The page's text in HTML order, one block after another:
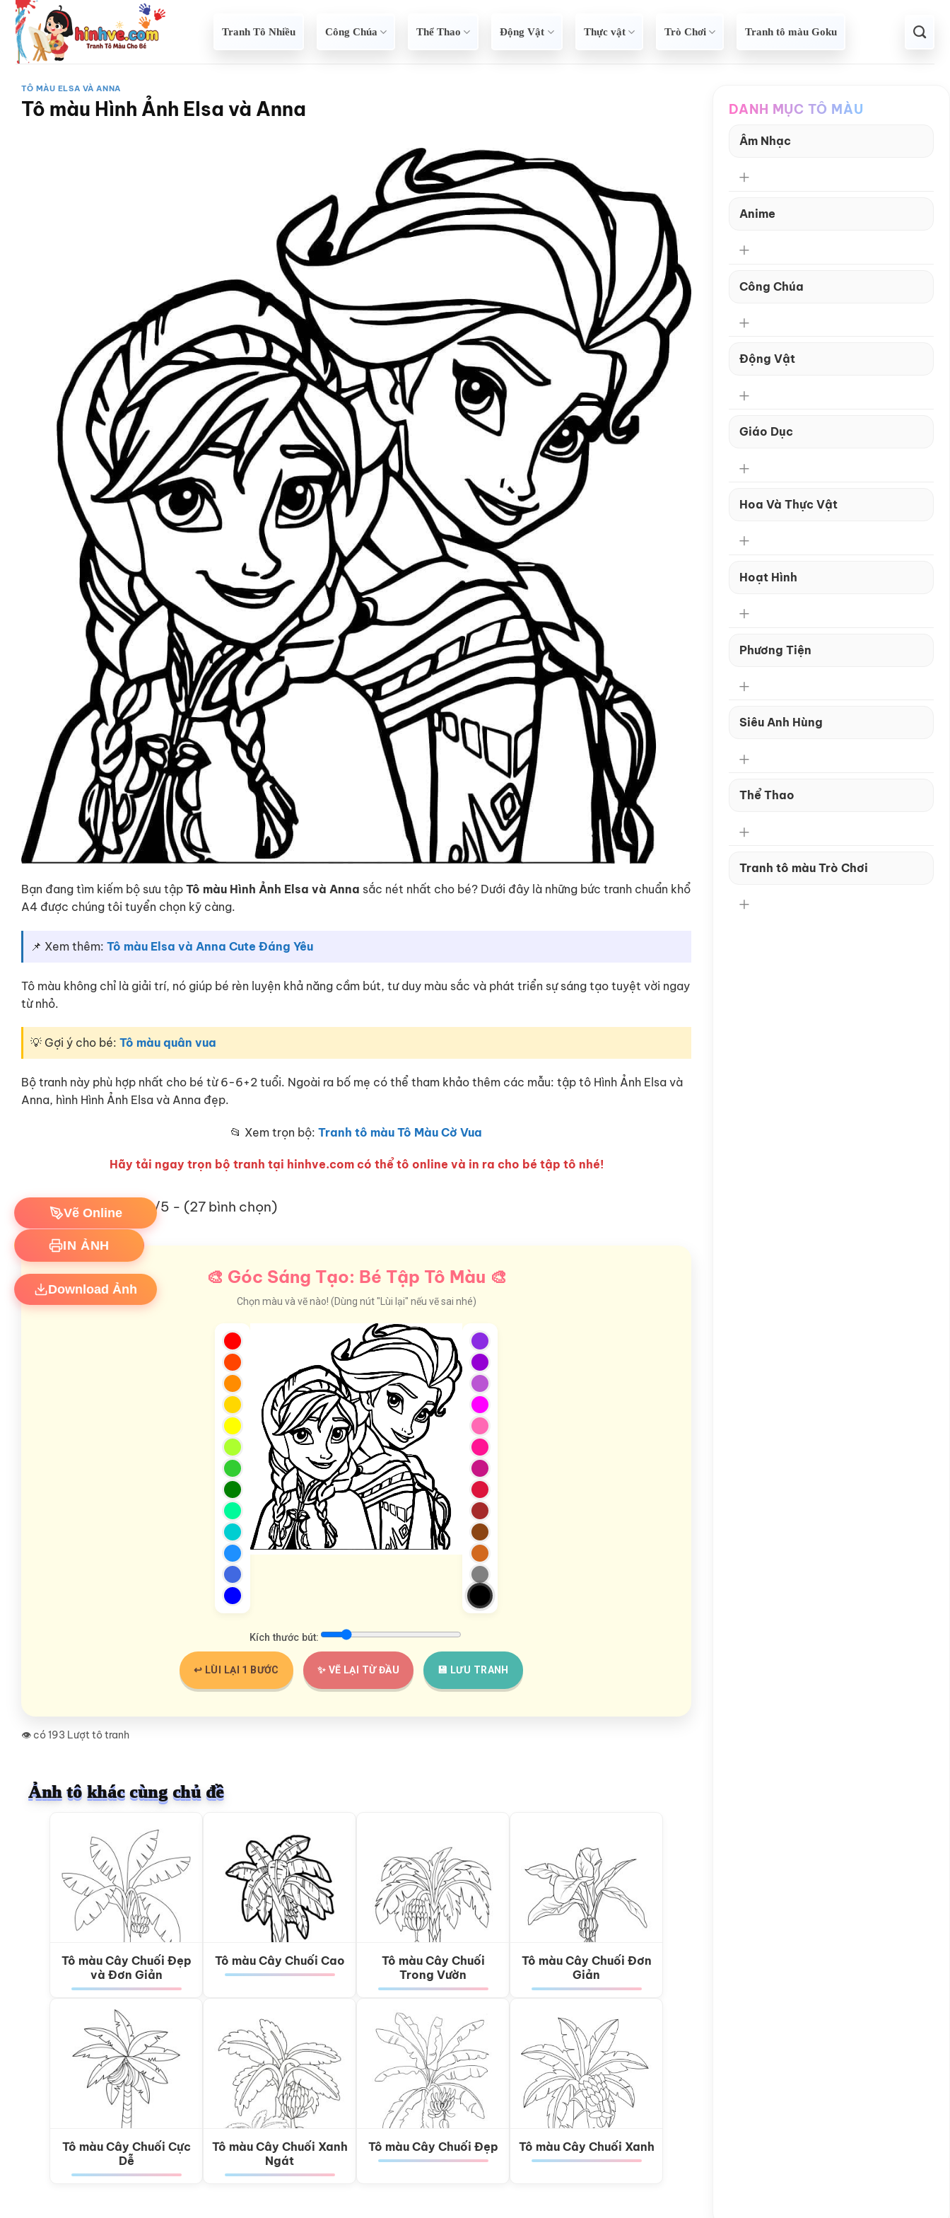
qua
dung
Tranh Tô Nhiều Công Chúa Thể Thao Động Vật Thực vật Trò Chơi Tranh tô màu Goku
TÔ MÀU ELSA VÀ ANNA
Tô màu Hình Ảnh Elsa và Anna
Bạn đang tìm kiếm bộ sưu tập Tô màu Hình Ảnh Elsa và Anna sắc nét nhất cho bé? Dưới đây là những bức tranh chuẩn khổ
A4 được chúng tôi tuyển chọn kỹ càng.
📌 Xem thêm: Tô màu Elsa và Anna Cute Đáng Yêu
Tô màu không chỉ là giải trí, nó giúp bé rèn luyện khả năng cầm bút, tư duy màu sắc và phát triển sự sáng tạo tuyệt vời ngay
từ nhỏ.
💡 Gợi ý cho bé: Tô màu quân vua
Bộ tranh này phù hợp nhất cho bé từ 6-6+2 tuổi. Ngoài ra bố mẹ có thể tham khảo thêm các mẫu: tập tô Hình Ảnh Elsa và
Anna, hình Hình Ảnh Elsa và Anna đẹp.
📂 Xem trọn bộ: Tranh tô màu Tô Màu Cờ Vua
Hãy tải ngay trọn bộ tranh tại hinhve.com có thể tô online và in ra cho bé tập tô nhé!
4.8/5 - (27 bình chọn)
🎨 Góc Sáng Tạo: Bé Tập Tô Màu 🎨
Chọn màu và vẽ nào! (Dùng nút "Lùi lại" nếu vẽ sai nhé)
Kích thước bút:
↩️ LÙI LẠI 1 BƯỚC ✨ VẼ LẠI TỪ ĐẦU 💾 LƯU TRANH
👁️ có 193 Lượt tô tranh
Ảnh tô khác cùng chủ đề
Tô màu Cây Chuối Đẹp
và Đơn Giản
Tô màu Cây Chuối Cao
Tô màu Cây Chuối
Trong Vườn
Tô màu Cây Chuối Đơn
Giản
Tô màu Cây Chuối Cực
Dễ
Tô màu Cây Chuối Xanh
Ngát
Tô màu Cây Chuối Đẹp Tô màu Cây Chuối Xanh
DANH MỤC TÔ MÀU
Âm Nhạc
Anime
Công Chúa
Động Vật
Giáo Dục
Hoa Và Thực Vật
Hoạt Hình
Phương Tiện
Siêu Anh Hùng
Thể Thao
Tranh tô màu Trò Chơi
Vẽ Online
IN ẢNH
Download Ảnh